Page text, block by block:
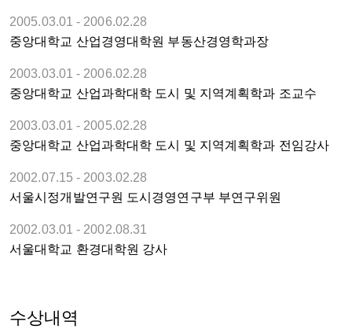
2005.03.01 - 2006.02.28
중앙대학교 산업경영대학원 부동산경영학과장
2003.03.01 - 2006.02.28
중앙대학교 산업과학대학 도시 및 지역계획학과 조교수
2003.03.01 - 2005.02.28
중앙대학교 산업과학대학 도시 및 지역계획학과 전임강사
2002.07.15 - 2003.02.28
서울시정개발연구원 도시경영연구부 부연구위원
2002.03.01 - 2002.08.31
서울대학교 환경대학원 강사
수상내역